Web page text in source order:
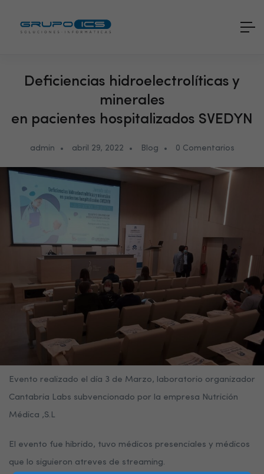
Deficiencias hidroelectrolíticas y
minerales
en pacientes hospitalizados SVEDYN
admin abril 29, 2022 Blog 0 Comentarios
Evento realizado el día 3 de Marzo, laboratorio organizador
Cantabria Labs subvencionado por la empresa Nutrición
Médica ,S.L
El evento fue hibrido, tuvo médicos presenciales y médicos
que lo siguieron atreves de streaming.